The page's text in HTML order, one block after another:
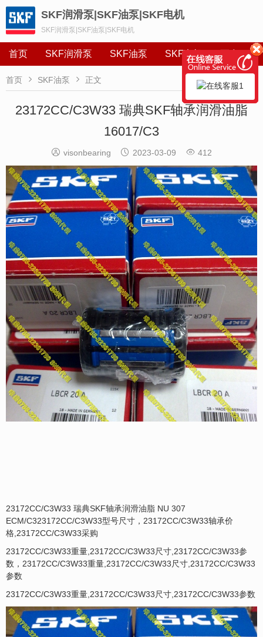
SKF润滑泵|SKF油泵|SKF电机
SKF润滑泵|SKF油泵|SKF电机
首页 SKF润滑泵 SKF油泵 SKF电机 更多
首页  SKF油泵  正文
23172CC/C3W33 瑞典SKF轴承润滑油脂
16017/C3
 visonbearing  2023-03-09  412
23172CC/C3W33 瑞典SKF轴承润滑油脂 NU 307
ECM/C323172CC/C3W33型号尺寸，23172CC/C3W33轴承价
格,23172CC/C3W33采购
23172CC/C3W33重量,23172CC/C3W33尺寸,23172CC/C3W33参
数，23172CC/C3W33重量,23172CC/C3W33尺寸,23172CC/C3W33
参数
23172CC/C3W33重量,23172CC/C3W33尺寸,23172CC/C3W33参数